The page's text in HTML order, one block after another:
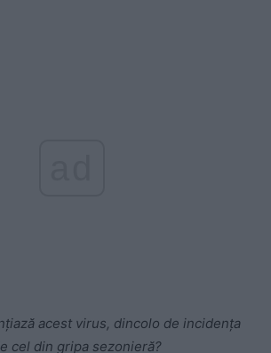
acest virus, dincolo de incidența
cel din gripa sezonieră?